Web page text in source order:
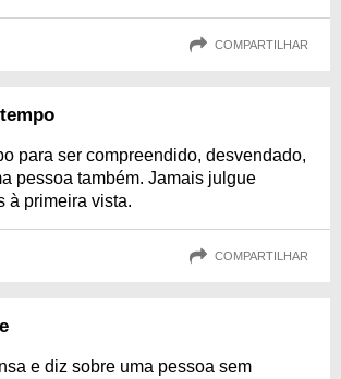
COMPARTILHAR
para ser compreendido, desvendado,
pessoa também. Jamais julgue
à primeira vista.
COMPARTILHAR
e diz sobre uma pessoa sem